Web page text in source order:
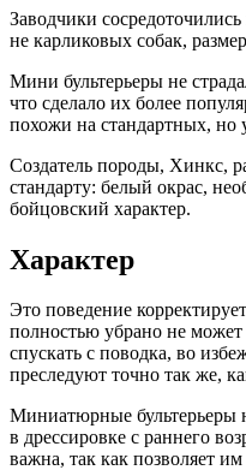
Заводчики
не карликовых собак,
Мини бультерьеры не
что сделало их более
похожи на стандартных, но
Создатель породы, Хинкс,
стандарту: белый окрас,
бойцовский характер.
Характер
Это поведение
полностью убрано не
спускать с поводка, во
преследуют точно так же,
Миниатюрные бультерьеры
в дрессировке с раннего
важна, так как позволяет